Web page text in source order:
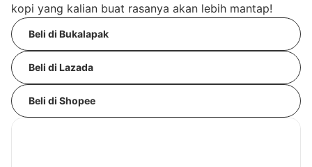
kopi yang kalian buat rasanya akan lebih mantap!
Beli di Bukalapak
Beli di Lazada
Beli di Shopee